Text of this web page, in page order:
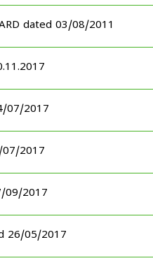
dated 03/08/2011
07/2017
2017
09/2017
26/05/2017